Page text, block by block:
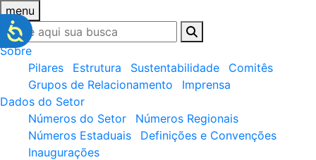
menu
Sobre
Pilares
Estrutura Sustentabilidade
Comitês
Grupos de Relacionamento
Imprensa
Dados do Setor
Números do Setor
Números Regionais
Números Estaduais
Definições e Convenções
Inaugurações